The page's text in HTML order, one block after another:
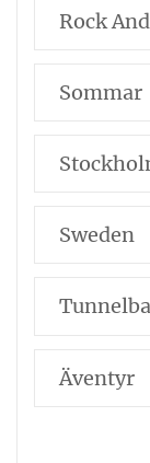
Rock
Sommar
Sweden
Äventyr